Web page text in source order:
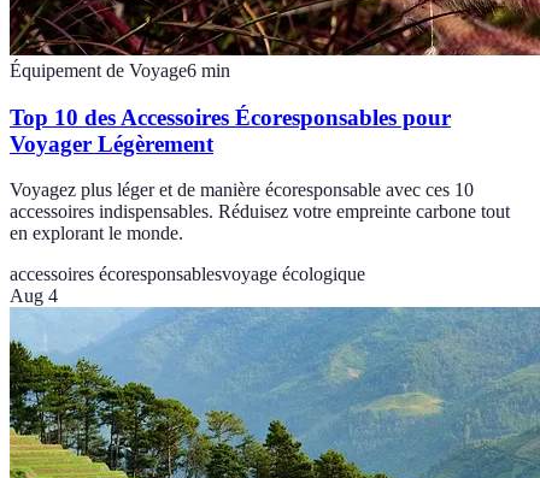
Équipement de Voyage6 min
Top 10 des Accessoires Écoresponsables pour
Voyager Légèrement
Voyagez plus léger et de manière écoresponsable avec ces 10
accessoires indispensables. Réduisez votre empreinte carbone tout
en explorant le monde.
accessoires écoresponsablesvoyage écologique
Aug 4